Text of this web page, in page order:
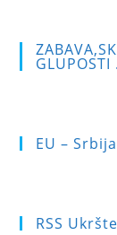
GLUPOSTI
EU – Srbija
RSS